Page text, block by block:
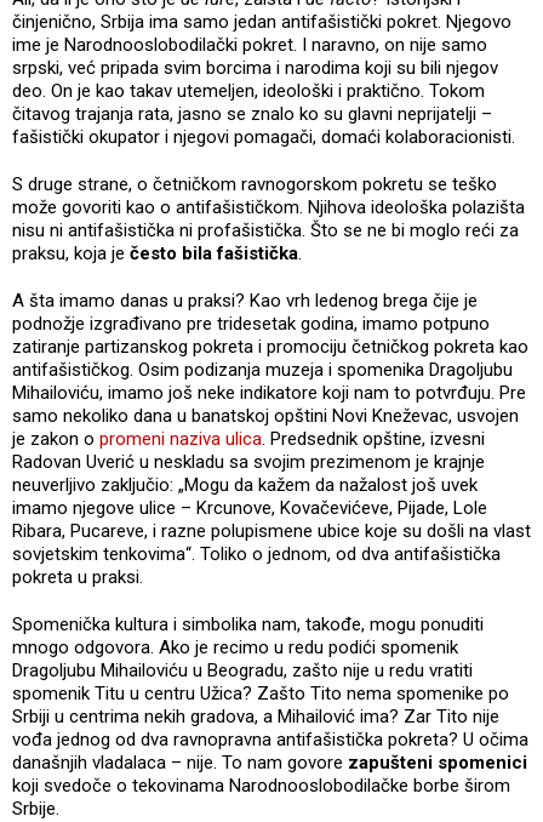
činjenično, Srbija ima samo jedan antifašistički pokret. Njegovo
ime je Narodnooslobodilački pokret. I naravno, on nije samo
srpski, već pripada svim borcima i narodima koji su bili njegov
deo. On je kao takav utemeljen, ideološki i praktično. Tokom
čitavog trajanja rata, jasno se znalo ko su glavni neprijatelji –
fašistički okupator i njegovi pomagači, domaći kolaboracionisti.
S druge strane, o četničkom ravnogorskom pokretu se teško
može govoriti kao o antifašističkom. Njihova ideološka polazišta
nisu ni antifašistička ni profašistička. Što se ne bi moglo reći za
praksu, koja je često bila fašistička.
A šta imamo danas u praksi? Kao vrh ledenog brega čije je
podnožje izgrađivano pre tridesetak godina, imamo potpuno
zatiranje partizanskog pokreta i promociju četničkog pokreta kao
antifašističkog. Osim podizanja muzeja i spomenika Dragoljubu
Mihailoviću, imamo još neke indikatore koji nam to potvrđuju. Pre
samo nekoliko dana u banatskoj opštini Novi Kneževac, usvojen
je zakon o promeni naziva ulica. Predsednik opštine, izvesni
Radovan Uverić u neskladu sa svojim prezimenom je krajnje
neuverljivo zaključio: „Mogu da kažem da nažalost još uvek
imamo njegove ulice – Krcunove, Kovačevićeve, Pijade, Lole
Ribara, Pucareve, i razne polupismene ubice koje su došli na vlast
sovjetskim tenkovima“. Toliko o jednom, od dva antifašistička
pokreta u praksi.
Spomenička kultura i simbolika nam, takođe, mogu ponuditi
mnogo odgovora. Ako je recimo u redu podići spomenik
Dragoljubu Mihailoviću u Beogradu, zašto nije u redu vratiti
spomenik Titu u centru Užica? Zašto Tito nema spomenike po
Srbiji u centrima nekih gradova, a Mihailović ima? Zar Tito nije
vođa jednog od dva ravnopravna antifašistička pokreta? U očima
današnjih vladalaca – nije. To nam govore zapušteni spomenici
koji svedoče o tekovinama Narodnooslobodilačke borbe širom
Srbije.